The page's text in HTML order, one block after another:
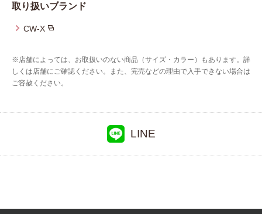
取り扱いブランド
CW-X
※店舗によっては、お取扱いのない商品（サイズ・カラー）もあります。詳
しくは店舗にご確認ください。また、完売などの理由で入手できない場合は
ご容赦ください。
LINE